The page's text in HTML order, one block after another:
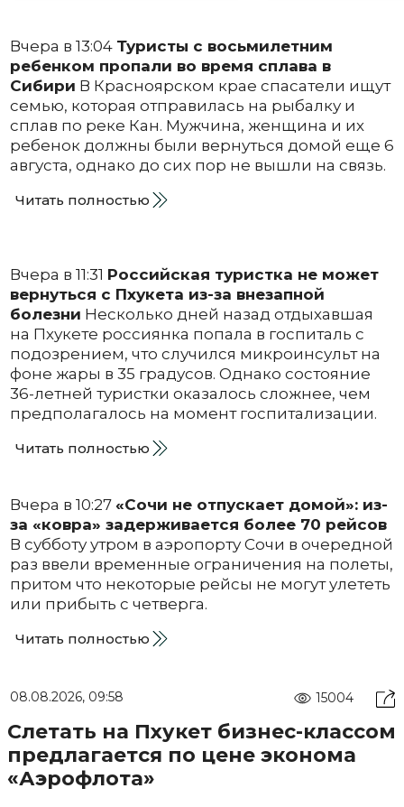
Вчера в 13:04 Туристы с восьмилетним
ребенком пропали во время сплава в
Сибири В Красноярском крае спасатели ищут
семью, которая отправилась на рыбалку и
сплав по реке Кан. Мужчина, женщина и их
ребенок должны были вернуться домой еще 6
августа, однако до сих пор не вышли на связь.
Читать полностью
Вчера в 11:31 Российская туристка не может
вернуться с Пхукета из-за внезапной
болезни Несколько дней назад отдыхавшая
на Пхукете россиянка попала в госпиталь с
подозрением, что случился микроинсульт на
фоне жары в 35 градусов. Однако состояние
36-летней туристки оказалось сложнее, чем
предполагалось на момент госпитализации.
Читать полностью
Вчера в 10:27 «Сочи не отпускает домой»: из-
за «ковра» задерживается более 70 рейсов
В субботу утром в аэропорту Сочи в очередной
раз ввели временные ограничения на полеты,
притом что некоторые рейсы не могут улететь
или прибыть с четверга.
Читать полностью
08.08.2026, 09:58 15004
Слетать на Пхукет бизнес-классом
предлагается по цене эконома
«Аэрофлота»